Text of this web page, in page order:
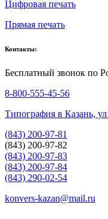
Цифровая печать
Прямая печать
Контакты:
Бесплатный звонок по
8-800-555-45-56
Типография в Казань,
(843) 200-97-81
(843) 200-97-82
(843) 200-97-83
(843) 200-97-84
(843) 290-02-54
konvers-kazan@mail.ru